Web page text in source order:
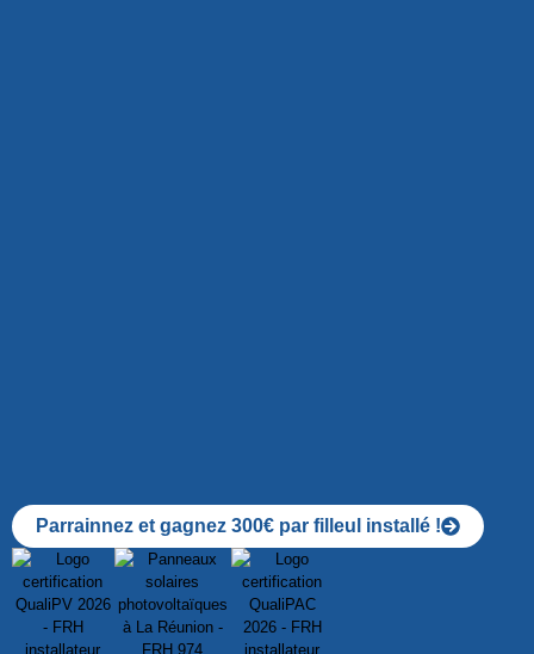
Parrainnez et gagnez 300€ par filleul installé !